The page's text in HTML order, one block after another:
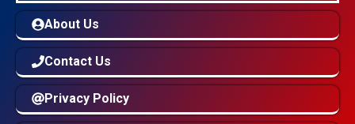
About Us
Contact Us
Privacy Policy